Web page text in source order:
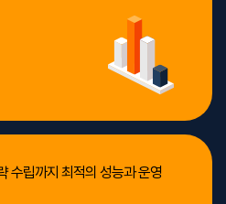
수립까지 최적의 성능과 운영